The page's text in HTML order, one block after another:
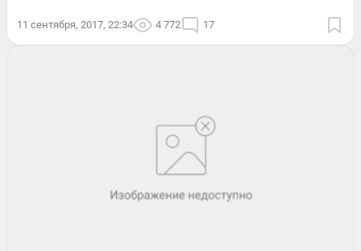
11 сентября, 2017, 22:34 4 772 17